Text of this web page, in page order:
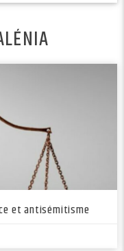
et antisémitisme